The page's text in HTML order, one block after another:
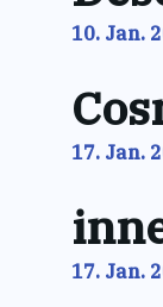
10. Jan.
17. Jan.
17. Jan.